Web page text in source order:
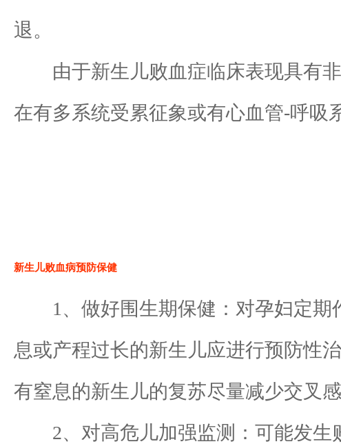
退。
由于新生儿败血症临床表现具有非
在有多系统受累征象或有心血管-呼吸
新生儿败血病预防保健
1、做好围生期保健：对孕妇定期
息或产程过长的新生儿应进行预防性
有窒息的新生儿的复苏尽量减少交叉感
2、对高危儿加强监测：可能发生